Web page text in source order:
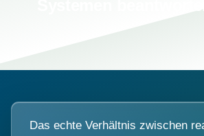
Das echte Verhältnis zwischen